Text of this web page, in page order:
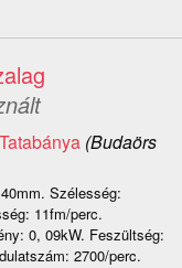
Tatabánya(Budaörs
Szélesség:
11fm/perc.
0, 09kW. Feszültség:
2700/perc.